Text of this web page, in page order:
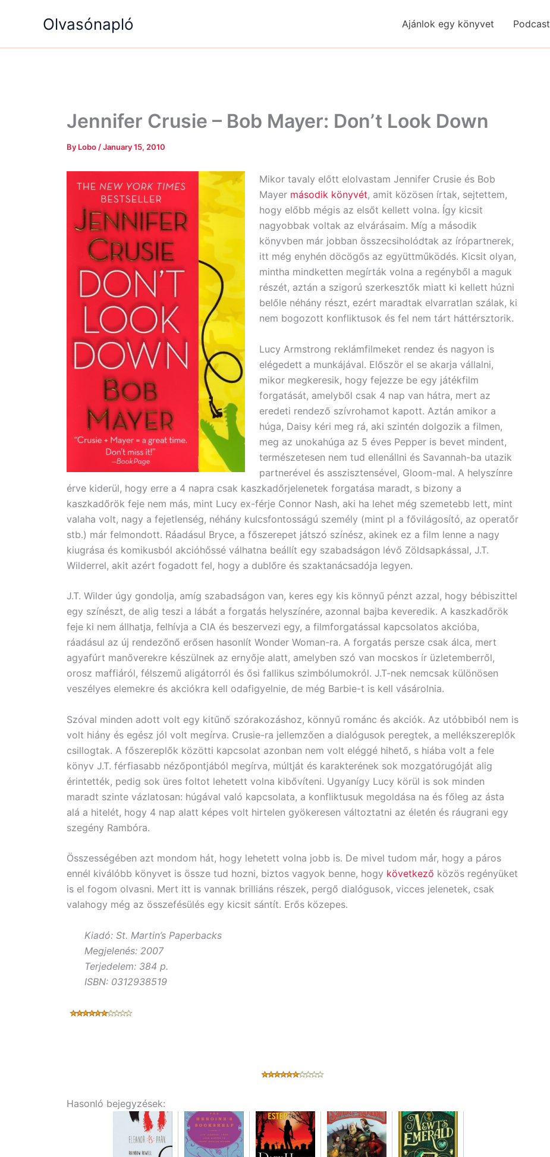
Olvasónapló Ajánlok egy könyvet Podcast
Jennifer Crusie – Bob Mayer: Don’t Look Down
By Lobo /January 15, 2010
Mikor tavaly előtt elolvastam Jennifer Crusie és Bob
Mayer második könyvét, amit közösen írtak, sejtettem,
hogy előbb mégis az elsőt kellett volna. Így kicsit
nagyobbak voltak az elvárásaim. Míg a második
könyvben már jobban összecsiholódtak az írópartnerek,
itt még enyhén döcögős az együttműködés. Kicsit olyan,
mintha mindketten megírták volna a regényből a maguk
részét, aztán a szigorú szerkesztők miatt ki kellett húzni
belőle néhány részt, ezért maradtak elvarratlan szálak, ki
nem bogozott konfliktusok és fel nem tárt háttérsztorik.
Lucy Armstrong reklámfilmeket rendez és nagyon is
elégedett a munkájával. Először el se akarja vállalni,
mikor megkeresik, hogy fejezze be egy játékfilm
forgatását, amelyből csak 4 nap van hátra, mert az
eredeti rendező szívrohamot kapott. Aztán amikor a
húga, Daisy kéri meg rá, aki szintén dolgozik a filmen,
meg az unokahúga az 5 éves Pepper is bevet mindent,
természetesen nem tud ellenállni és Savannah-ba utazik
partnerével és asszisztensével, Gloom-mal. A helyszínre
érve kiderül, hogy erre a 4 napra csak kaszkadőrjelenetek forgatása maradt, s bizony a
kaszkadőrök feje nem más, mint Lucy ex-férje Connor Nash, aki ha lehet még szemetebb lett, mint
valaha volt, nagy a fejetlenség, néhány kulcsfontosságú személy (mint pl a fővilágosító, az operatőr
stb.) már felmondott. Ráadásul Bryce, a főszerepet játszó színész, akinek ez a film lenne a nagy
kiugrása és komikusból akcióhőssé válhatna beállít egy szabadságon lévő Zöldsapkással, J.T.
Wilderrel, akit azért fogadott fel, hogy a dublőre és szaktanácsadója legyen.
J.T. Wilder úgy gondolja, amíg szabadságon van, keres egy kis könnyű pénzt azzal, hogy bébiszittel
egy színészt, de alig teszi a lábát a forgatás helyszínére, azonnal bajba keveredik. A kaszkadőrök
feje ki nem állhatja, felhívja a CIA és beszervezi egy, a filmforgatással kapcsolatos akcióba,
ráadásul az új rendezőnő erősen hasonlít Wonder Woman-ra. A forgatás persze csak álca, mert
agyafúrt manőverekre készülnek az ernyője alatt, amelyben szó van mocskos ír üzletemberről,
orosz maffiáról, félszemű aligátorról és ősi fallikus szimbólumokról. J.T-nek nemcsak különösen
veszélyes elemekre és akciókra kell odafigyelnie, de még Barbie-t is kell vásárolnia.
Szóval minden adott volt egy kitűnő szórakozáshoz, könnyű románc és akciók. Az utóbbiból nem is
volt hiány és egész jól volt megírva. Crusie-ra jellemzően a dialógusok peregtek, a mellékszereplők
csillogtak. A főszereplők közötti kapcsolat azonban nem volt eléggé hihető, s hiába volt a fele
könyv J.T. férfiasabb nézőpontjából megírva, múltját és karakterének sok mozgatórugóját alig
érintették, pedig sok üres foltot lehetett volna kibővíteni. Ugyanígy Lucy körül is sok minden
maradt szinte vázlatosan: húgával való kapcsolata, a konfliktusuk megoldása na és főleg az ásta
alá a hitelét, hogy 4 nap alatt képes volt hirtelen gyökeresen változtatni az életén és ráugrani egy
szegény Rambóra.
Összességében azt mondom hát, hogy lehetett volna jobb is. De mivel tudom már, hogy a páros
ennél kiválóbb könyvet is össze tud hozni, biztos vagyok benne, hogy következő közös regényüket
is el fogom olvasni. Mert itt is vannak brilliáns részek, pergő dialógusok, vicces jelenetek, csak
valahogy még az összefésülés egy kicsit sántít. Erős közepes.
Kiadó: St. Martin’s Paperbacks
Megjelenés: 2007
Terjedelem: 384 p.
ISBN: 0312938519
Hasonló bejegyzések: